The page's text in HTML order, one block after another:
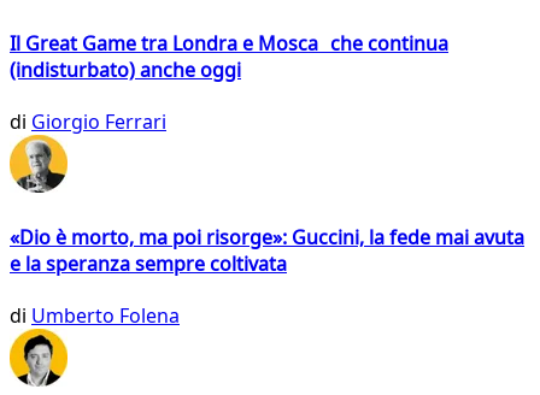
Il Great Game tra Londra e Mosca che continua
(indisturbato) anche oggi
di Giorgio Ferrari
«Dio è morto, ma poi risorge»: Guccini, la fede mai avuta
e la speranza sempre coltivata
di Umberto Folena